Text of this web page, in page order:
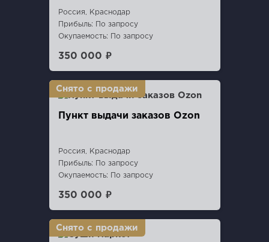
Россия, Краснодар
Прибыль: По запросу
Окупаемость: По запросу
350 000 ₽
Пункт выдaчи заказов Ozon
Россия, Краснодар
Прибыль: По запросу
Окупаемость: По запросу
350 000 ₽